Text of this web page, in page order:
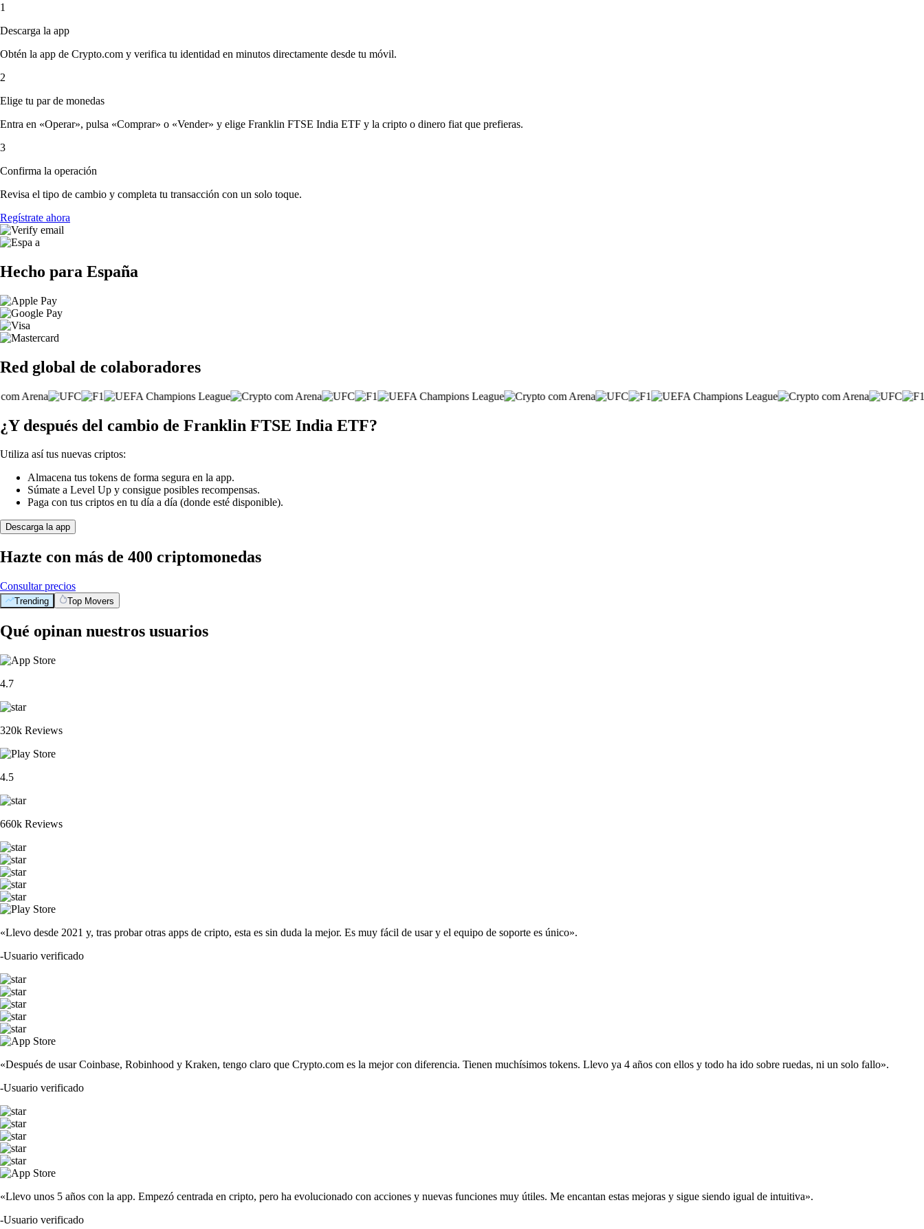
1
Descarga la app
Obtén la app de Crypto.com y verifica tu identidad en minutos directamente desde tu móvil.
2
Elige tu par de monedas
Entra en «Operar», pulsa «Comprar» o «Vender» y elige Franklin FTSE India ETF y la cripto o dinero fiat que prefieras.
3
Confirma la operación
Revisa el tipo de cambio y completa tu transacción con un solo toque.
Regístrate ahora
Hecho para España
Red global de colaboradores
¿Y después del cambio de Franklin FTSE India ETF?
Utiliza así tus nuevas criptos:
Almacena tus tokens de forma segura en la app.
Súmate a Level Up y consigue posibles recompensas.
Paga con tus criptos en tu día a día (donde esté disponible).
Descarga la app
Hazte con más de 400 criptomonedas
Consultar precios
Trending Top Movers
Qué opinan nuestros usuarios
4.7
320k Reviews
4.5
660k Reviews
«Llevo desde 2021 y, tras probar otras apps de cripto, esta es sin duda la mejor. Es muy fácil de usar y el equipo de soporte es único».
-Usuario verificado
«Después de usar Coinbase, Robinhood y Kraken, tengo claro que Crypto.com es la mejor con diferencia. Tienen muchísimos tokens. Llevo ya 4 años con ellos y todo ha ido sobre ruedas, ni un solo fallo».
-Usuario verificado
«Llevo unos 5 años con la app. Empezó centrada en cripto, pero ha evolucionado con acciones y nuevas funciones muy útiles. Me encantan estas mejoras y sigue siendo igual de intuitiva».
-Usuario verificado